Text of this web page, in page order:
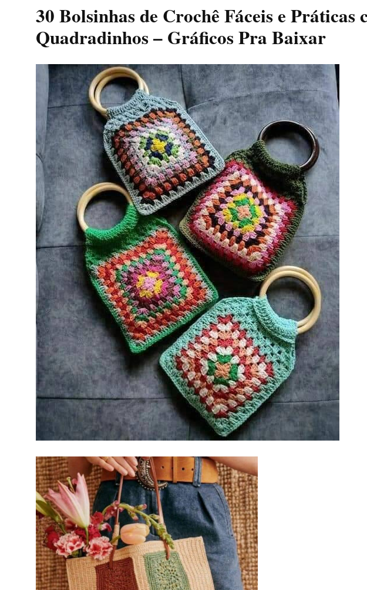
30 Bolsinhas de Crochê Fáceis e Práticas
Quadradinhos – Gráficos Pra Baixar